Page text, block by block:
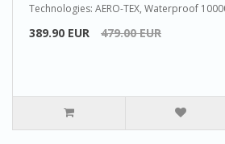
Technologies: AERO-TEX, Waterproof
389.90 EUR 479.00 EUR